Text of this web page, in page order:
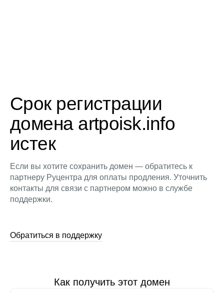
Срок регистрации
домена artpoisk.info
истек
Если вы хотите сохранить домен — обратитесь к
партнеру Руцентра для оплаты продления. Уточнить
контакты для связи с партнером можно в службе
поддержки.
Обратиться в поддержку
Как получить этот домен